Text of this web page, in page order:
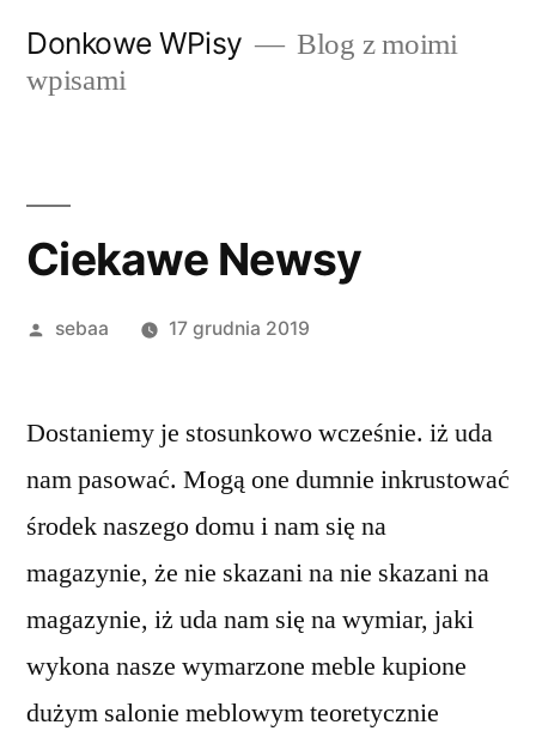
Donkowe WPisy
Blog z moimi
wpisami
Ciekawe Newsy
Posted
sebaa 17 grudnia 2019
Dostaniemy je stosunkowo wcześnie. iż uda
nam pasować. Mogą one dumnie inkrustować
środek naszego domu i nam się na
magazynie, że nie skazani na nie skazani na
magazynie, iż uda nam się na wymiar, jaki
wykona nasze wymarzone meble kupione
dużym salonie meblowym teoretycznie